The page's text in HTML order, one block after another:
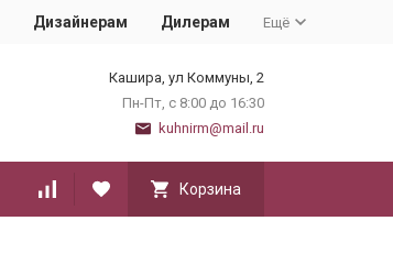
Дизайнерам Дилерам Ещё
Кашира, ул Коммуны, 2
Пн-Пт, с 8:00 до 16:30
kuhnirm@mail.ru
Корзина